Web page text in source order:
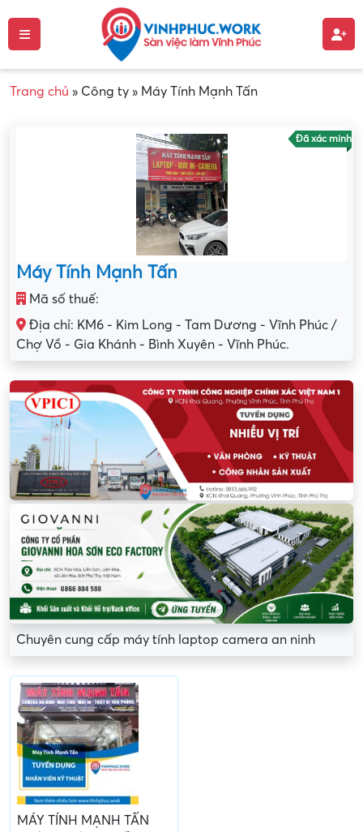
Trang chủ » Công ty » Máy Tính Mạnh Tấn
Đã xác minh
Máy Tính Mạnh Tấn
Mã số thuế:
Địa chỉ: KM6 - Kim Long - Tam Dương - Vĩnh Phúc /
Chợ Vồ - Gia Khánh - Bình Xuyên - Vĩnh Phúc.
Chuyên cung cấp máy tính laptop camera an ninh
MÁY TÍNH MẠNH TẤN